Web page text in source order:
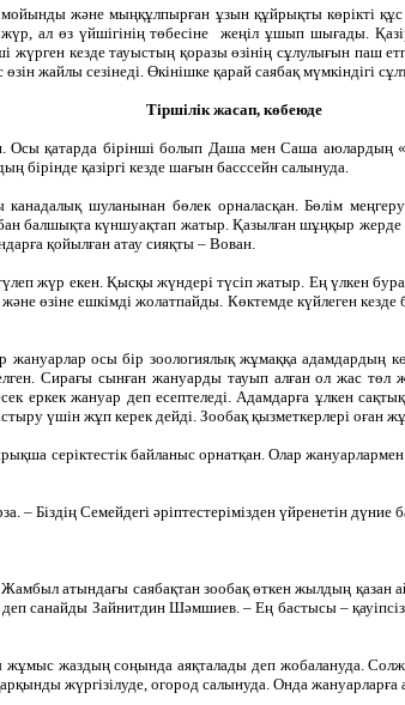
және мыңқұлпырған ұзын құйрықты көрікті
ал өз үйшігінің төбесіне жеңіл ұшып шығады.
кезде тауыстың қоразы өзінің сұлулығын паш
жайлы сезінеді. Өкінішке қарай саябақ
Тіршілік жасап, көбеюде
қатарда бірінші болып Даша мен Саша аюлардың
бірінде қазіргі кезде шағын басссейн салынуда.
шуланынан бөлек орналасқан. Бөлім
балшықта күншуақтап жатыр. Қазылған шұңқыр
қойылған атау сияқты – Вован.
жүр екен. Қысқы жүндері түсіп жатыр. Ең үлкен
өзіне ешкімді жолатпайды. Көктемде күйлеген
осы бір зоологиялық жұмаққа
Сирағы сынған жануарды тауып алған ол жас
еркек жануар деп есептеледі. Адамдарға ұлкен
үшін жұп керек дейді. Зообақ қызметкерлері оған
серіктестік байланыс орнатқан. Олар жануарлармен
Біздің Семейдегі әріптестерімізден үйренетін дүние
атындағы саябақтан зообақ өткен жылдың қазан
санайды Зайнитдин Шәмшиев. – Ең бастысы –
жаздың соңында аяқталады деп жобалануда.
жүргізілуде, огород салынуда. Онда жануарларға